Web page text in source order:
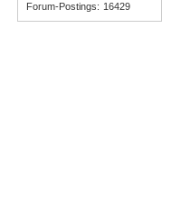
Forum-Postings: 16429